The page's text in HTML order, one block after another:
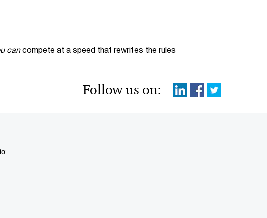
can compete at a speed that rewrites the rules
Follow us on: